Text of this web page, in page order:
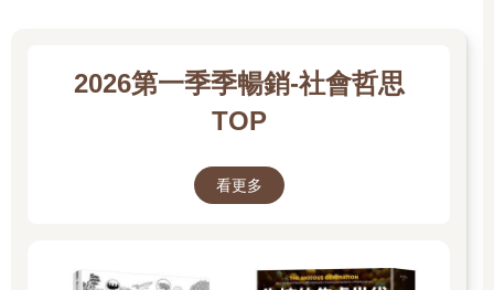
紙運動」聚集在JR新宿站南口，我察覺到某種新變化正在發生。
的台灣餐館聚會，西村先生提出「今後在中國境外的中國人，將
到有關中國人入住豪華超高樓大廈的消息。以中國為主題的中文
2026第一季季暢銷-社會哲思
TOP
看更多